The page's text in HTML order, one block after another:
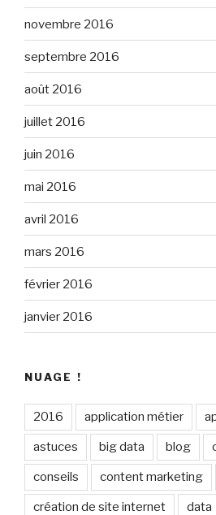
novembre 2016
septembre 2016
août 2016
juillet 2016
juin 2016
mai 2016
avril 2016
mars 2016
février 2016
janvier 2016
NUAGE !
2016 application métier
astuces big data blog
conseils content marketing
création de site internet data